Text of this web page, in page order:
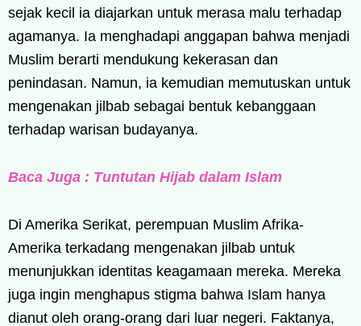
sejak kecil ia diajarkan untuk merasa malu terhadap
agamanya. Ia menghadapi anggapan bahwa menjadi
Muslim berarti mendukung kekerasan dan
penindasan. Namun, ia kemudian memutuskan untuk
mengenakan jilbab sebagai bentuk kebanggaan
terhadap warisan budayanya.
Baca Juga : Tuntutan Hijab dalam Islam
Di Amerika Serikat, perempuan Muslim Afrika-
Amerika terkadang mengenakan jilbab untuk
menunjukkan identitas keagamaan mereka. Mereka
juga ingin menghapus stigma bahwa Islam hanya
dianut oleh orang-orang dari luar negeri. Faktanya,